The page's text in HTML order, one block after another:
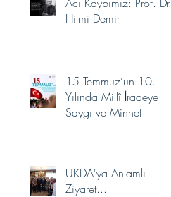
Hilmi Demir
15 Temmuz’un 10.
Yılında Millî İradeye
Saygı ve Minnet
UKDA'ya Anlamlı
Ziyaret...